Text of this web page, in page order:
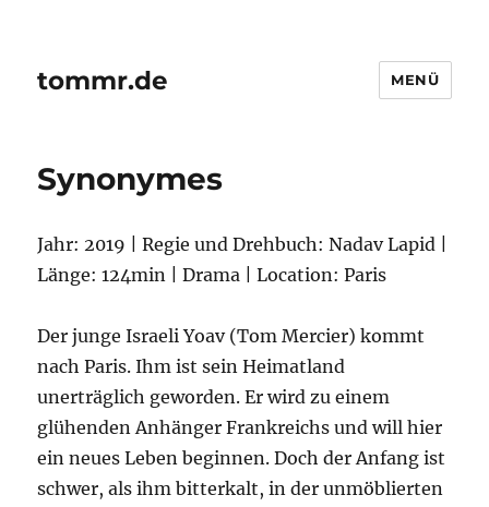
tommr.de MENÜ
Synonymes
Jahr: 2019 | Regie und Drehbuch: Nadav Lapid |
Länge: 124min | Drama | Location: Paris
Der junge Israeli Yoav (Tom Mercier) kommt
nach Paris. Ihm ist sein Heimatland
unerträglich geworden. Er wird zu einem
glühenden Anhänger Frankreichs und will hier
ein neues Leben beginnen. Doch der Anfang ist
schwer, als ihm bitterkalt, in der unmöblierten